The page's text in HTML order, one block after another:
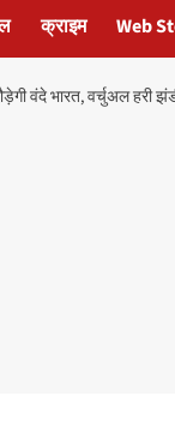
क्राइम Web
वंदे भारत, वर्चुअल हरी झंडी